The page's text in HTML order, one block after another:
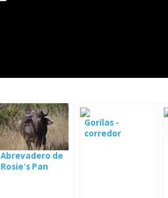
Abrevadero de
Rosie's Pan
Gorilas -
corredor